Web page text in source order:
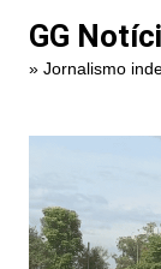
paraGG
» Jornalismo